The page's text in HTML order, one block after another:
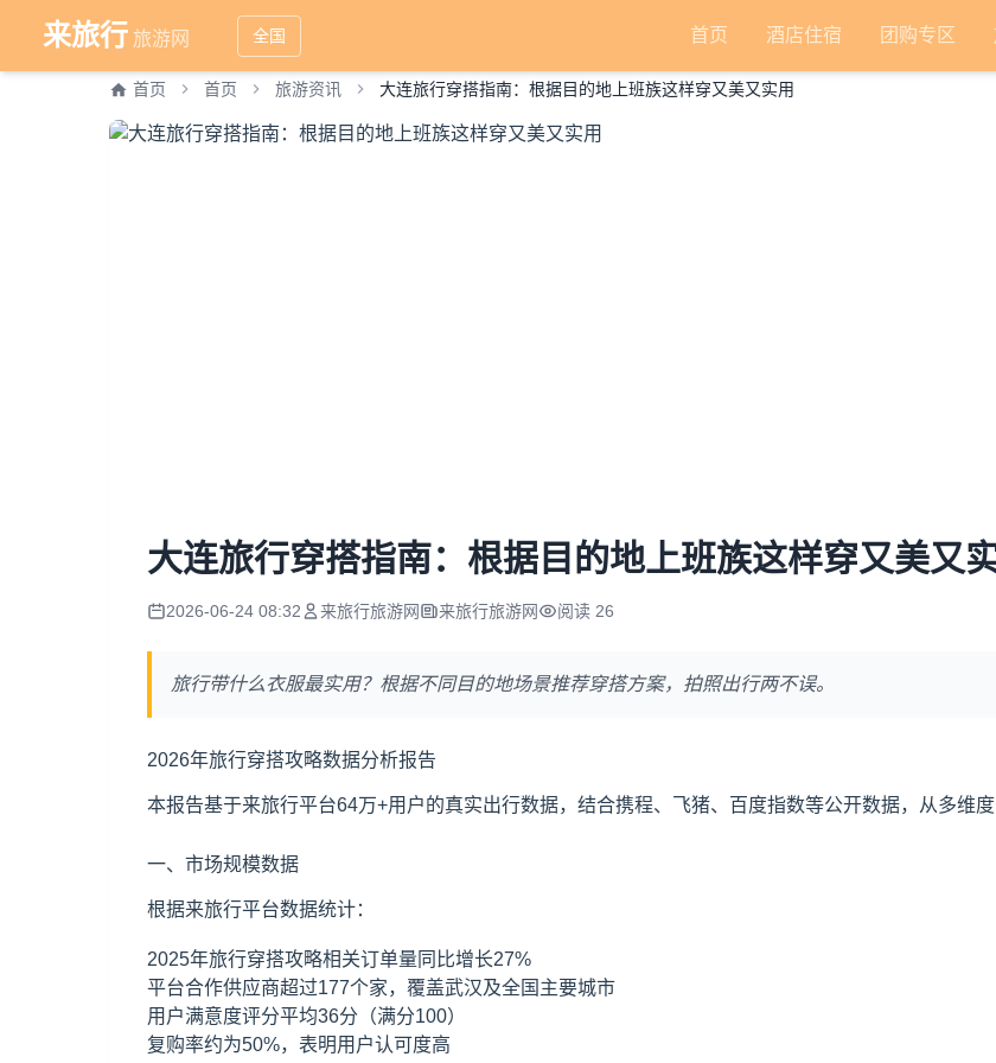
来旅行 旅游网 全国 首页 酒店住宿 团购专区
首页 首页 旅游资讯 大连旅行穿搭指南：根据目的地上班族这样穿又美又实用
大连旅行穿搭指南：根据目的地上班族这样穿又美又
2026-06-24 08:32 来旅行旅游网 来旅行旅游网 阅读 26
旅行带什么衣服最实用？根据不同目的地场景推荐穿搭方案，拍照出行两不误。
2026年旅行穿搭攻略数据分析报告
本报告基于来旅行平台64万+用户的真实出行数据，结合携程、飞猪、百度指数等公开数据，从多维
一、市场规模数据
根据来旅行平台数据统计：
2025年旅行穿搭攻略相关订单量同比增长27%
平台合作供应商超过177个家，覆盖武汉及全国主要城市
用户满意度评分平均36分（满分100）
复购率约为50%，表明用户认可度高